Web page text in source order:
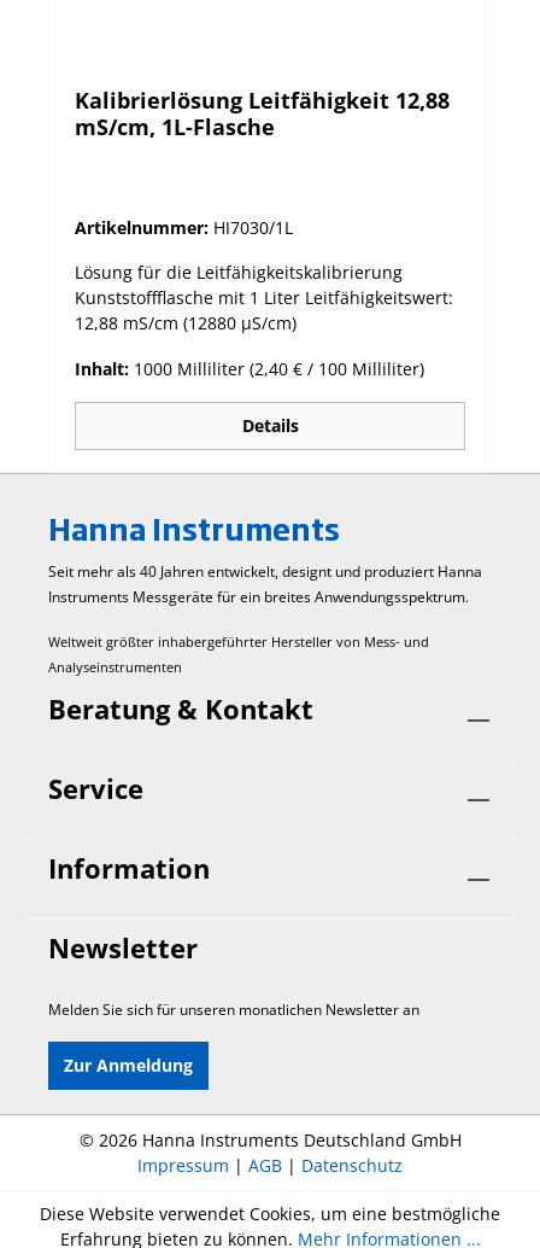
Kalibrierlösung Leitfähigkeit 12,88
mS/cm, 1L-Flasche
Artikelnummer: HI7030/1L
Lösung für die Leitfähigkeitskalibrierung
Kunststoffflasche mit 1 Liter Leitfähigkeitswert:
12,88 mS/cm (12880 µS/cm)
Inhalt: 1000 Milliliter (2,40 € / 100 Milliliter)
Details
Hanna Instruments
Seit mehr als 40 Jahren entwickelt, designt und produziert Hanna
Instruments Mess­geräte für ein breites Anwendungs­spektrum.
Weltweit größter inhabergeführter Hersteller von Mess- und
Analyseinstrumenten
Beratung & Kontakt
Service
Information
Newsletter
Melden Sie sich für unseren monatlichen Newsletter an
Zur Anmeldung
© 2026 Hanna Instruments Deutschland GmbH
Impressum | AGB | Datenschutz
Diese Website verwendet Cookies, um eine bestmögliche
Erfahrung bieten zu können. Mehr Informationen ...